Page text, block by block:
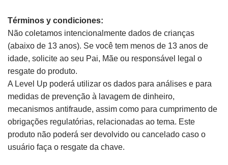
Términos y condiciones:
Não coletamos intencionalmente dados de crianças
(abaixo de 13 anos). Se você tem menos de 13 anos de
idade, solicite ao seu Pai, Mãe ou responsável legal o
resgate do produto.
A Level Up poderá utilizar os dados para análises e para
medidas de prevenção à lavagem de dinheiro,
mecanismos antifraude, assim como para cumprimento de
obrigações regulatórias, relacionadas ao tema. Este
produto não poderá ser devolvido ou cancelado caso o
usuário faça o resgate da chave.